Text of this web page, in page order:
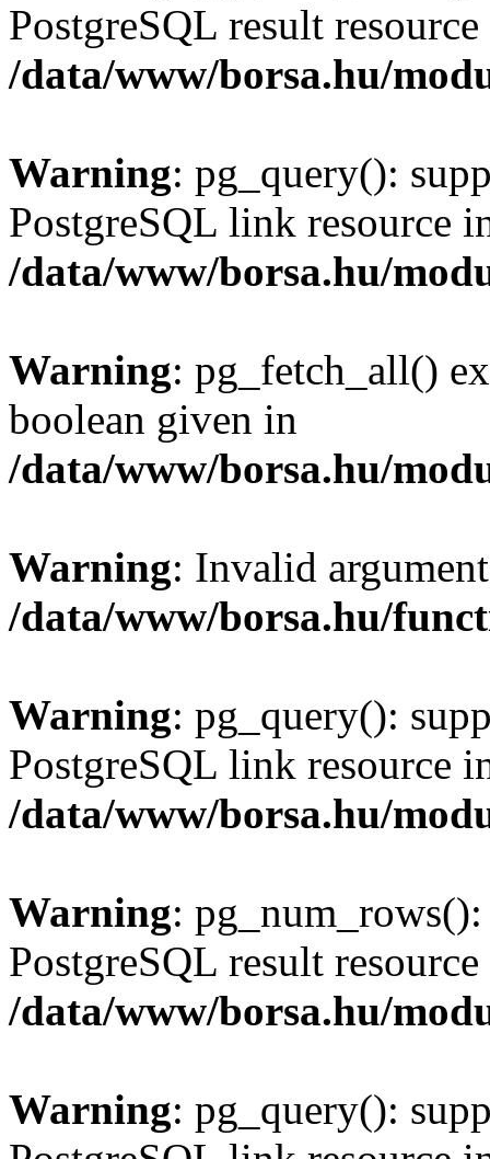
PostgreSQL result
/data/www/borsa.hu/
Warning: pg_query():
PostgreSQL link resource
/data/www/borsa.hu/
Warning: pg_fetch_all()
boolean given in
/data/www/borsa.hu/
Warning: Invalid
/data/www/borsa.hu/
Warning: pg_query():
PostgreSQL link resource
/data/www/borsa.hu/
Warning:
PostgreSQL result
/data/www/borsa.hu/
Warning: pg_query():